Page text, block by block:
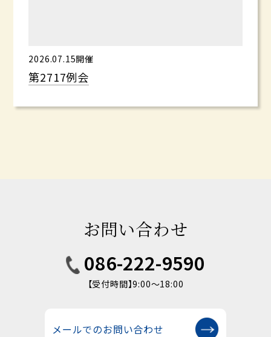
2026.07.15開催
第2717例会
お問い合わせ
086-222-9590
【受付時間】9:00〜18:00
メールでのお問い合わせ